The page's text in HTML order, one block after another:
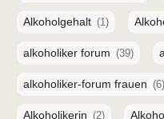
Alkoholgehalt (1)
alkoholiker forum (39)
alkoholiker-forum frauen (6)
Alkoholikerin (2)